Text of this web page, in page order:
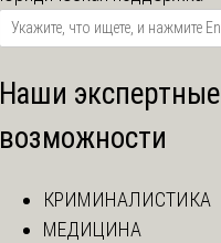
Наши экспертные
возможности
КРИМИНАЛИСТИКА
МЕДИЦИНА